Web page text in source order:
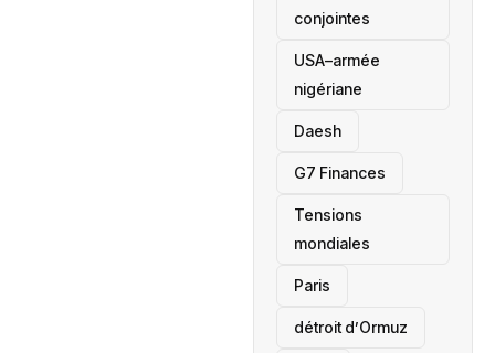
conjointes
USA–armée
nigériane
Daesh
‎G7 Finances
Tensions
mondiales
Paris
détroit d’Ormuz